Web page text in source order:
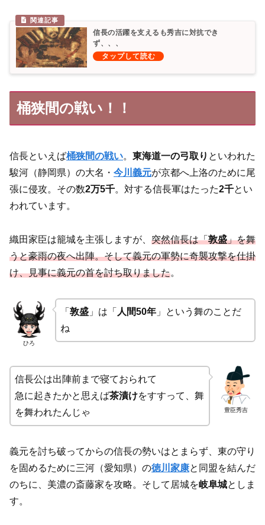
信長の活躍を支えるも秀吉に対抗でき
ず、、、
桶狭間の戦い！！
信長といえば桶狭間の戦い。 東海道一の弓取り といわれた
駿河（静岡県）の大名・ 今川義元が京都へ上洛のために尾
張に侵攻。その数2万5千。対する信長軍はたった2千とい
われています。
織田家臣は籠城を主張しますが、 突然信長は「敦盛」を舞
うと豪雨の夜へ出陣。そして義元の軍勢に奇襲攻撃を仕掛
け、見事に義元の首を討ち取りました。
ひろ
「 敦盛」は「 人間50年」という舞のことだ
ね
豊臣秀吉
信長公は出陣前まで寝ておられて
急に起きたかと思えば茶漬けをすすって、舞
を舞われたんじゃ
義元を討ち破ってからの信長の勢いはとまらず、東の守り
を固めるために三河（愛知県）の徳川家康と同盟を結んだ
のちに、美濃の斎藤家を攻略。そして居城を岐阜城としま
す。